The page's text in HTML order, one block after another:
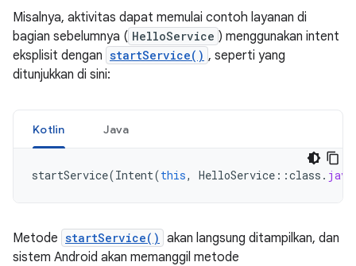
Misalnya, aktivitas dapat memulai contoh layanan di
bagian sebelumnya ( HelloService ) menggunakan intent
eksplisit dengan startService() , seperti yang
ditunjukkan di sini:
Kotlin Java
startService(Intent(this, HelloService ::class . java
Metode startService() akan langsung ditampilkan, dan
sistem Android akan memanggil metode